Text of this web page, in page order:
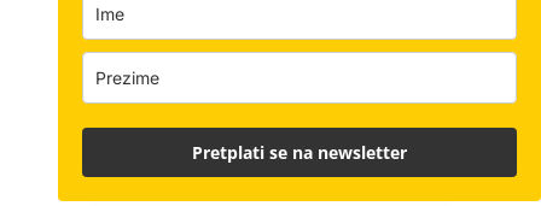
Pretplati se na newsletter